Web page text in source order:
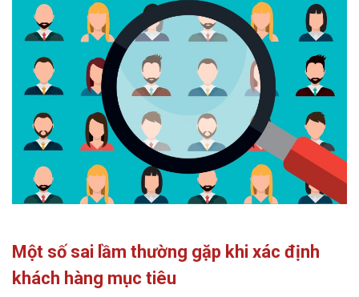
Một số sai lầm thường gặp khi xác định
khách hàng mục tiêu